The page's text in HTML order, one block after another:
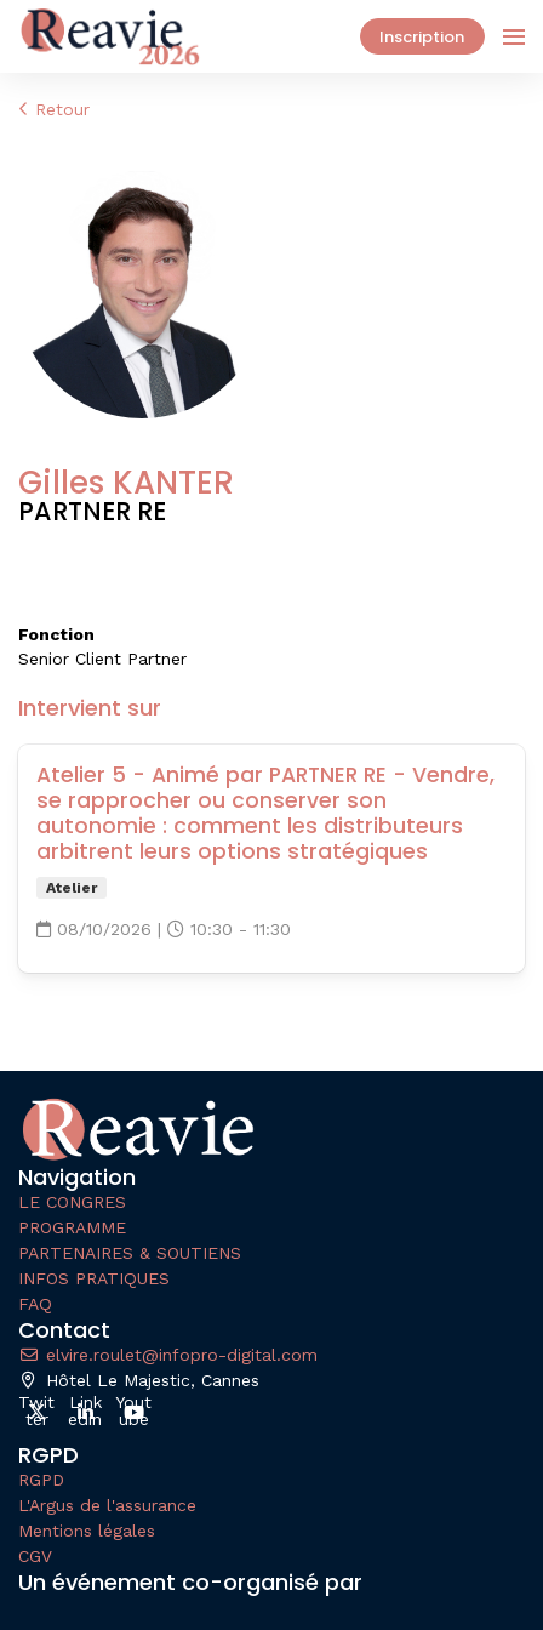
Inscription
Retour
Gilles KANTER
PARTNER RE
Fonction
Senior Client Partner
Intervient sur
Atelier 5 - Animé par PARTNER RE - Vendre,
se rapprocher ou conserver son
autonomie : comment les distributeurs
arbitrent leurs options stratégiques
Atelier
08/10/2026 | 10:30 - 11:30
Navigation
LE CONGRES
PROGRAMME
PARTENAIRES & SOUTIENS
INFOS PRATIQUES
FAQ
Contact
elvire.roulet@infopro-digital.com
Hôtel Le Majestic, Cannes
Twit
ter
Link
edin
Yout
ube
RGPD
RGPD
L'Argus de l'assurance
Mentions légales
CGV
Un événement co-organisé par